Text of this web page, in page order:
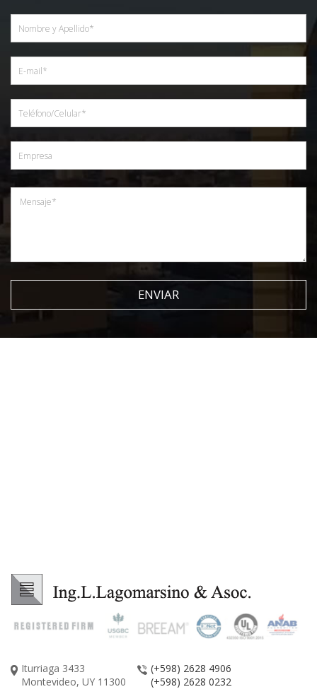
ENVIAR
Iturriaga 3433
Montevideo, UY 11300
(+598) 2628 4906
(+598) 2628 0232